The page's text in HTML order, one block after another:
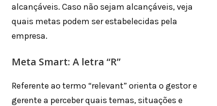
alcançáveis. Caso não sejam alcançáveis, veja
quais metas podem ser estabelecidas pela
empresa.
Meta Smart: A letra “R”
Referente ao termo “relevant” orienta o gestor e
gerente a perceber quais temas, situações e